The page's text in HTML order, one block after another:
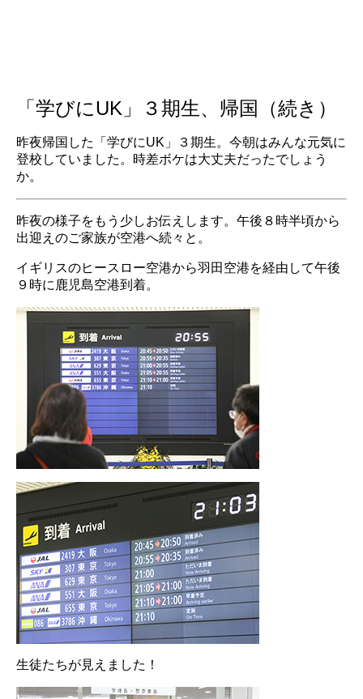
「学びにUK」３期生、帰国（続き）
昨夜帰国した「学びにUK」３期生。今朝はみんな元気に
登校していました。時差ボケは大丈夫だったでしょう
か。
昨夜の様子をもう少しお伝えします。午後８時半頃から
出迎えのご家族が空港へ続々と。
イギリスのヒースロー空港から羽田空港を経由して午後
９時に鹿児島空港到着。
生徒たちが見えました！